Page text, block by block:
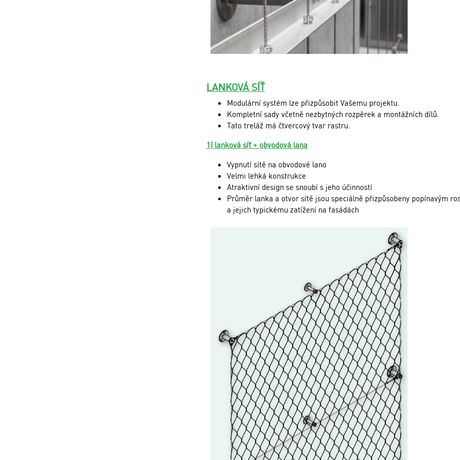
LANKOVÁ SÍŤ
Modulární systém lze přizpůsobit Vašemu projektu.
Kompletní sady včetně nezbytných rozpěrek a montážních dílů.
Tato treláž má čtvercový tvar rastru.
1) lanková síť + obvodová lana
Vypnutí sítě na obvodové lano
Velmi lehká konstrukce
Atraktivní design se snoubí s jeho účinností
Průměr lanka a otvor sítě jsou speciálně přizpůsobeny popínavým
a jejich typickému zatížení na fasádách